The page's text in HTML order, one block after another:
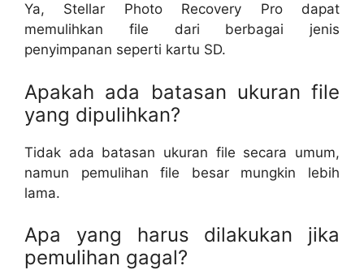
Ya, Stellar Photo Recovery Pro dapat
memulihkan file dari berbagai jenis
penyimpanan seperti kartu SD.
Apakah ada batasan ukuran file
yang dipulihkan?
Tidak ada batasan ukuran file secara umum,
namun pemulihan file besar mungkin lebih
lama.
Apa yang harus dilakukan jika
pemulihan gagal?